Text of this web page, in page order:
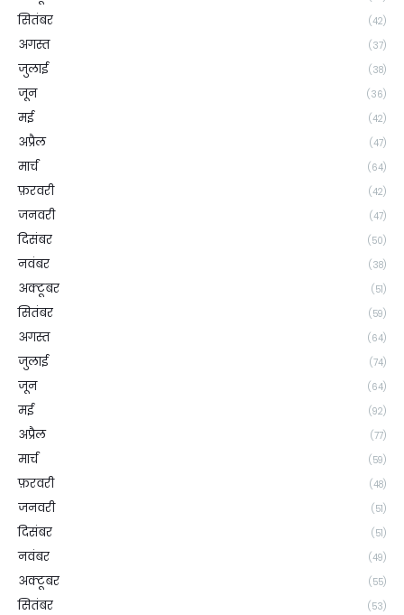
सितंबर (42)
अगस्त (37)
जुलाई (38)
जून (36)
मई (42)
अप्रैल (47)
मार्च (64)
फ़रवरी (42)
जनवरी (47)
दिसंबर (50)
नवंबर (38)
अक्टूबर (51)
सितंबर (59)
अगस्त (64)
जुलाई (74)
जून (64)
मई (92)
अप्रैल (77)
मार्च (59)
फ़रवरी (48)
जनवरी (51)
दिसंबर (51)
नवंबर (49)
अक्टूबर (55)
सितंबर (53)